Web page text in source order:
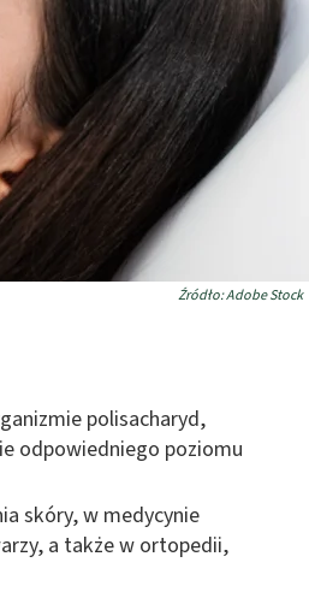
Źródło: Adobe Stock
polisacharyd,
odpowiedniego poziomu
skóry, w medycynie
a także w ortopedii,